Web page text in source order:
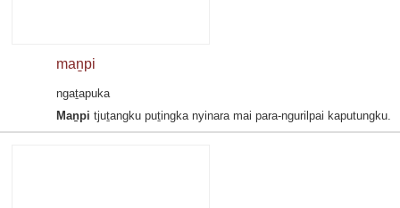
maṉpi
ngaṯapuka
Maṉpi tjuṯangku puṯingka nyinara mai para-ngurilpai kaputungku.